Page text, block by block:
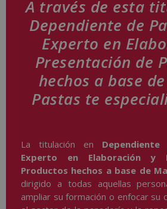
A través de esta
Dependiente de
Experto en
Presentación de
hechos a base
Pastas te
La titulación en
Experto en Elaboración y
Productos hechos a base de
dirigido a todas aquellas
ampliar su formación o enfocar su